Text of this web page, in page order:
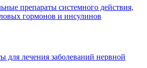
препараты системного действия,
гормонов и инсулинов
для лечения заболеваний нервной